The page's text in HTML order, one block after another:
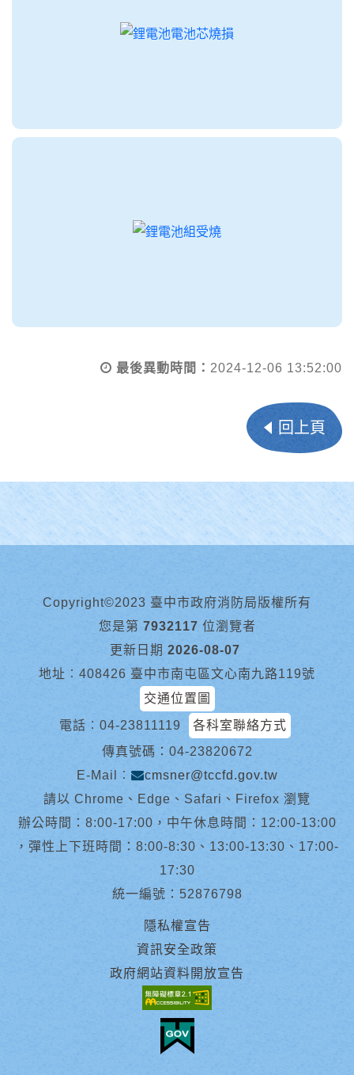
最後異動時間： 2024-12-06 13:52:00
回上頁
Copyright©2023 臺中市政府消防局版權所有
您是第 7932117 位瀏覽者
更新日期 2026-08-07
地址︰408426 臺中市南屯區文心南九路119號
交通位置圖
電話︰ 04-23811119
各科室聯絡方式
傳真號碼：04-23820672
E-Mail︰
cmsner@tccfd.gov.tw
請以 Chrome、Edge、Safari、Firefox 瀏覽
辦公時間：8:00-17:00，中午休息時間：12:00-13:00
，彈性上下班時間：8:00-8:30、13:00-13:30、17:00-
17:30
統一編號：52876798
隱私權宣告
資訊安全政策
政府網站資料開放宣告